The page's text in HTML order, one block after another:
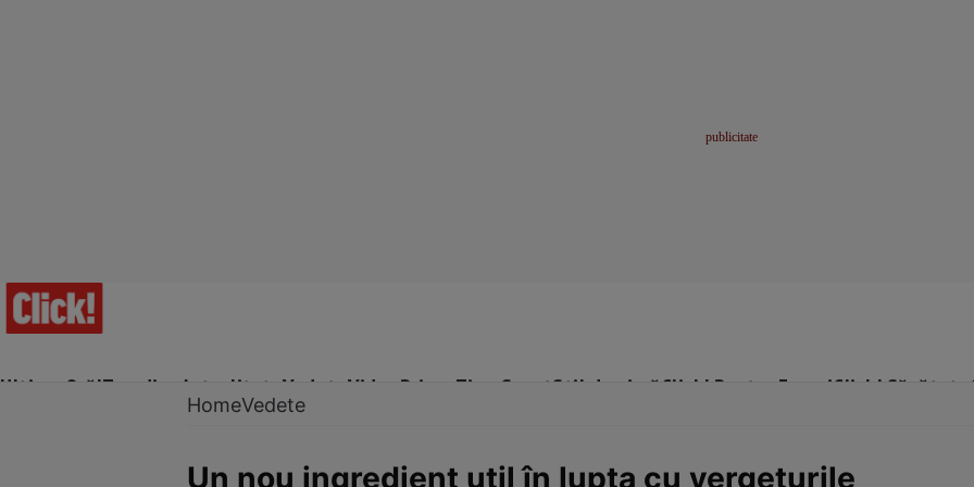
Ultima Oră!Trending Actualitate Vedete Video Prime Time SportStil de viațăClick! Pentru FemeiClick! Sănătate
HomeVedete
Un nou ingredient util în lupta cu vergeturile